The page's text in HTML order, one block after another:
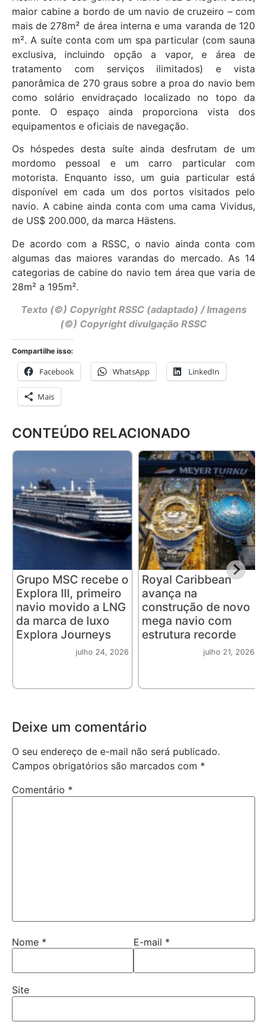
maior cabine a bordo de um navio de cruzeiro – com
mais de 278m² de área interna e uma varanda de 120
m². A suíte conta com um spa particular (com sauna
exclusiva, incluindo opção a vapor, e área de
tratamento com serviços ilimitados) e vista
panorâmica de 270 graus sobre a proa do navio bem
como solário envidraçado localizado no topo da
ponte. O espaço ainda proporciona vista dos
equipamentos e oficiais de navegação.
Os hóspedes desta suíte ainda desfrutam de um
mordomo pessoal e um carro particular com
motorista. Enquanto isso, um guia particular está
disponível em cada um dos portos visitados pelo
navio. A cabine ainda conta com uma cama Vividus,
de US$ 200.000, da marca Hästens.
De acordo com a RSSC, o navio ainda conta com
algumas das maiores varandas do mercado. As 14
categorias de cabine do navio tem área que varia de
28m² a 195m².
Texto (©) Copyright RSSC (adaptado) / Imagens
(©) Copyright divulgação RSSC
Compartilhe isso:
Facebook WhatsApp LinkedIn
Mais
CONTEÚDO RELACIONADO
Grupo MSC recebe o
Explora III, primeiro
navio movido a LNG
da marca de luxo
Explora Journeys
julho 24, 2026
Royal Caribbean
avança na
construção de novo
mega navio com
estrutura recorde
julho 21, 2026
Deixe um comentário
O seu endereço de e-mail não será publicado.
Campos obrigatórios são marcados com *
Comentário *
Nome * E-mail *
Site